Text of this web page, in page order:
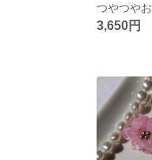
3,650円